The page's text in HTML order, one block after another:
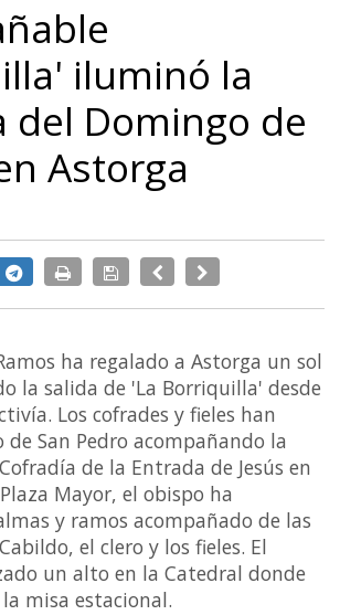
iluminó la
del Domingo de
Astorga
ha regalado a Astorga un sol
la salida de 'La Borriquilla' desde
Los cofrades y fieles han
San Pedro acompañando la
de la Entrada de Jesús en
Mayor, el obispo ha
y ramos acompañado de las
el clero y los fieles. El
un alto en la Catedral donde
misa estacional.